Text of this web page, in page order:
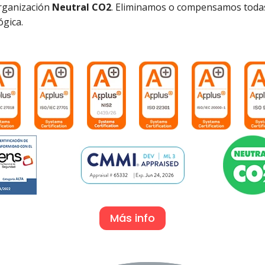
Neutral CO2. Eliminamos o compensamos
Más info